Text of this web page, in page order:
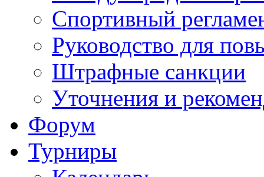
Спортивный
Руководство для
Штрафные санкции
Уточнения и
Форум
Турниры